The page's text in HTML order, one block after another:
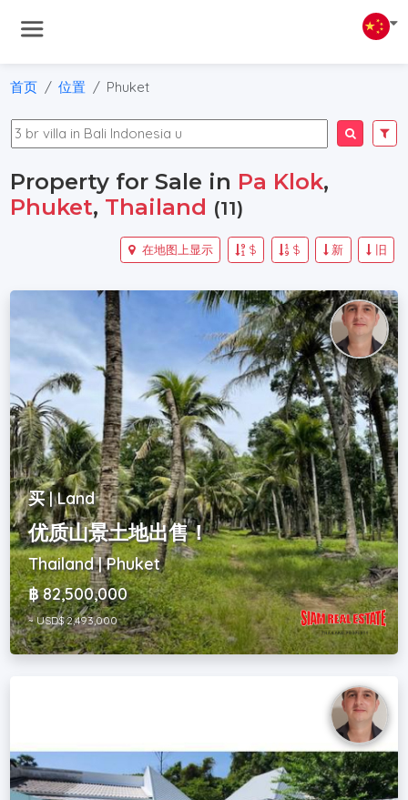
首页 位置 Phuket
Property for Sale in Pa Klok,
Phuket, Thailand (11)
旧
新
$
$
在地图上显示
买 | Land
优质山景土地出售！
Thailand | Phuket
฿ 82,500,000
~ USD$ 2,493,000